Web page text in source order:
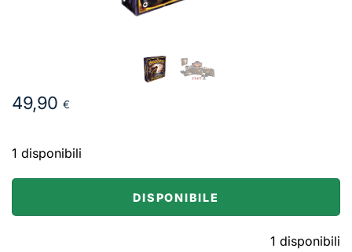
49,90 €
1 disponibili
DISPONIBILE
1 disponibili